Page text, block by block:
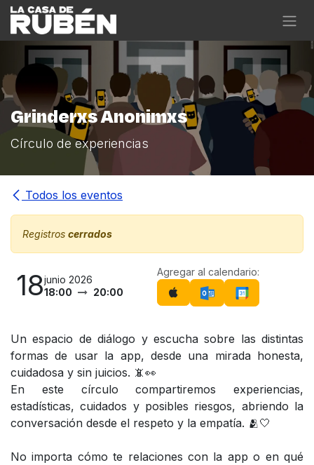
Ir al contenido
Grinderxs Anonimxs
Círculo de experiencias
Todos los eventos
Registros cerrados
18junio 2026
18:00
20:00
Agregar al calendario:
Un espacio de diálogo y escucha sobre las distintas
formas de usar la app, desde una mirada honesta,
cuidadosa y sin juicios. 📵👀
En este círculo compartiremos experiencias,
estadísticas, cuidados y posibles riesgos, abriendo la
conversación desde el respeto y la empatía. 🫂🤍
No importa cómo te relaciones con la app o en qué